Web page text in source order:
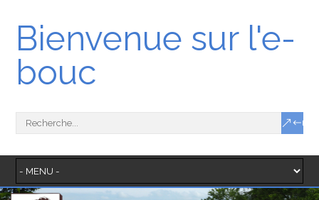
Bienvenue sur l'e-
bouc